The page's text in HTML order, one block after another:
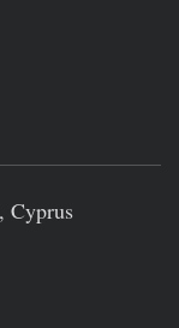
Cyprus